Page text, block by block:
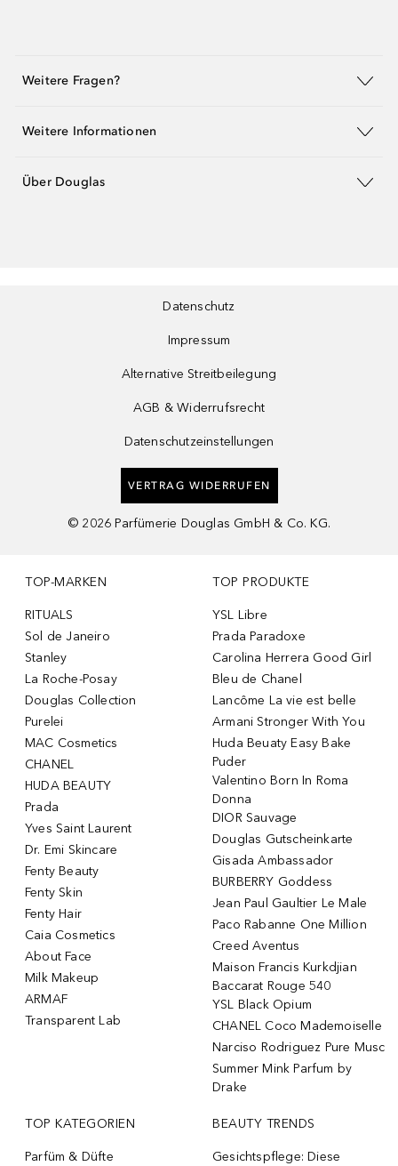
Weitere Fragen?
Weitere Informationen
Über Douglas
Datenschutz
Impressum
Alternative Streitbeilegung
AGB & Widerrufsrecht
Datenschutzeinstellungen
VERTRAG WIDERRUFEN
© 2026 Parfümerie Douglas GmbH & Co. KG.
TOP-MARKEN
RITUALS
Sol de Janeiro
Stanley
La Roche-Posay
Douglas Collection
Purelei
MAC Cosmetics
CHANEL
HUDA BEAUTY
Prada
Yves Saint Laurent
Dr. Emi Skincare
Fenty Beauty
Fenty Skin
Fenty Hair
Caia Cosmetics
About Face
Milk Makeup
ARMAF
Transparent Lab
TOP PRODUKTE
YSL Libre
Prada Paradoxe
Carolina Herrera Good Girl
Bleu de Chanel
Lancôme La vie est belle
Armani Stronger With You
Huda Beuaty Easy Bake
Puder
Valentino Born In Roma
Donna
DIOR Sauvage
Douglas Gutscheinkarte
Gisada Ambassador
BURBERRY Goddess
Jean Paul Gaultier Le Male
Paco Rabanne One Million
Creed Aventus
Maison Francis Kurkdjian
Baccarat Rouge 540
YSL Black Opium
CHANEL Coco Mademoiselle
Narciso Rodriguez Pure Musc
Summer Mink Parfum by
Drake
TOP KATEGORIEN
Parfüm & Düfte
BEAUTY TRENDS
Gesichtspflege: Diese